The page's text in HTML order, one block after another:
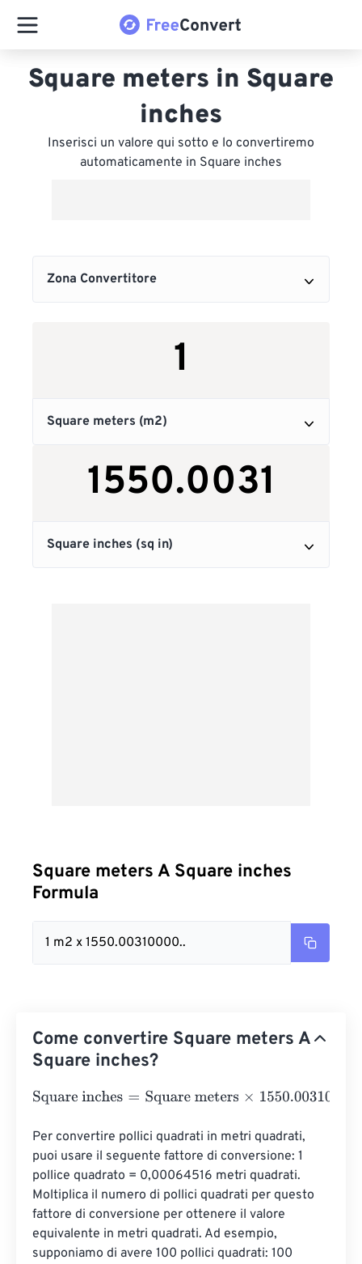
Square meters in Square
inches
Inserisci un valore qui sotto e lo convertiremo
automaticamente in Square inches
Square meters A Square inches
Formula
1 m2 x 1550.00310000..
Come convertire Square meters A
Square inches?
Square inches= Square meters×1550.0031000062
Per convertire pollici quadrati in metri quadrati,
puoi usare il seguente fattore di conversione: 1
pollice quadrato = 0,00064516 metri quadrati.
Moltiplica il numero di pollici quadrati per questo
fattore di conversione per ottenere il valore
equivalente in metri quadrati. Ad esempio,
supponiamo di avere 100 pollici quadrati: 100